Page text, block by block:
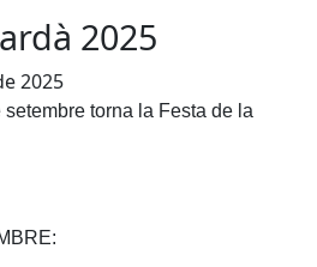
2025
2025
torna la Festa de la